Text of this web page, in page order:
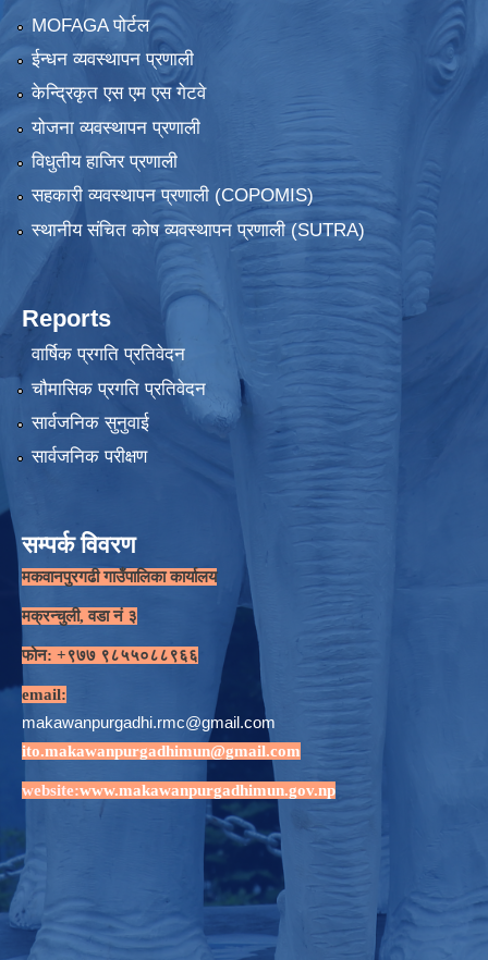
MOFAGA पोर्टल
ईन्धन व्यवस्थापन प्रणाली
केन्द्रिकृत एस एम एस गेटवे
योजना व्यवस्थापन प्रणाली
विधुतीय हाजिर प्रणाली
सहकारी व्यवस्थापन प्रणाली (COPOMIS)
स्थानीय संचित कोष व्यवस्थापन प्रणाली (SUTRA)
Reports
वार्षिक प्रगति प्रतिवेदन
चौमासिक प्रगति प्रतिवेदन
सार्वजनिक सुनुवाई
सार्वजनिक परीक्षण
सम्पर्क विवरण
मकवानपुरगढी गाउँपालिका कार्यालय
मक्रन्चुली, वडा नं ३
फोन: +९७७ ९८५५०८८९६६
email:
makawanpurgadhi.rmc@gmail.com
ito.makawanpurgadhimun@gmail.com
website:www.makawanpurgadhimun.gov.np